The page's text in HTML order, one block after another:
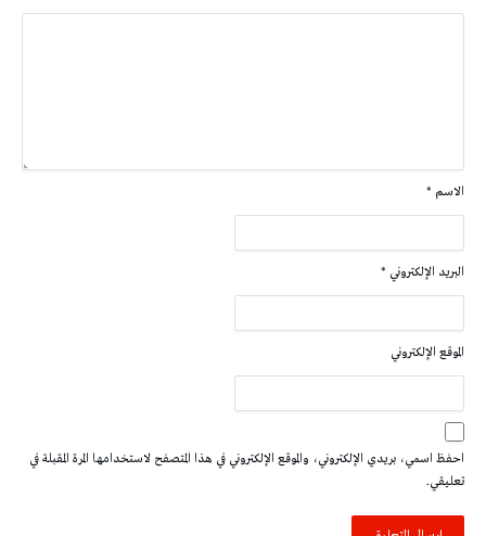
الاسم *
البريد الإلكتروني *
الموقع الإلكتروني
احفظ اسمي، بريدي الإلكتروني، والموقع الإلكتروني في هذا المتصفح لاستخدامها المرة المقبلة في
تعليقي.